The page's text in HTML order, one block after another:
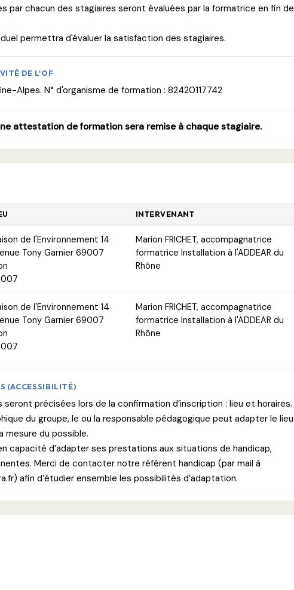
par chacun des stagiaires seront évaluées par la formatrice en fin de
permettra d'évaluer la satisfaction des stagiaires.
DE L'OF
Alpes. N° d'organisme de formation : 82420117742
attestation de formation sera remise à chaque stagiaire.
INTERVENANT
de l'Environnement 14
Tony Garnier 69007
Marion FRICHET, accompagnatrice
formatrice Installation à l'ADDEAR du
Rhône
de l'Environnement 14
Tony Garnier 69007
Marion FRICHET, accompagnatrice
formatrice Installation à l'ADDEAR du
Rhône
(ACCESSIBILITÉ)
seront précisées lors de la confirmation d’inscription : lieu et horaires.
du groupe, le ou la responsable pédagogique peut adapter le lieu
mesure du possible.
capacité d’adapter ses prestations aux situations de handicap,
Merci de contacter notre référent handicap (par mail à
afin d’étudier ensemble les possibilités d’adaptation.